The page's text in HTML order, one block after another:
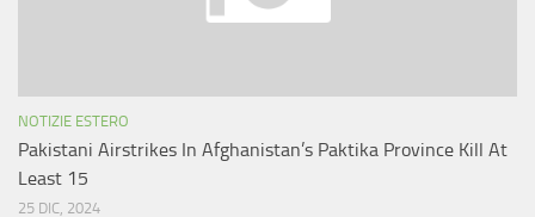
NOTIZIE ESTERO
Pakistani Airstrikes In Afghanistan’s Paktika Province Kill At
Least 15
25 DIC, 2024